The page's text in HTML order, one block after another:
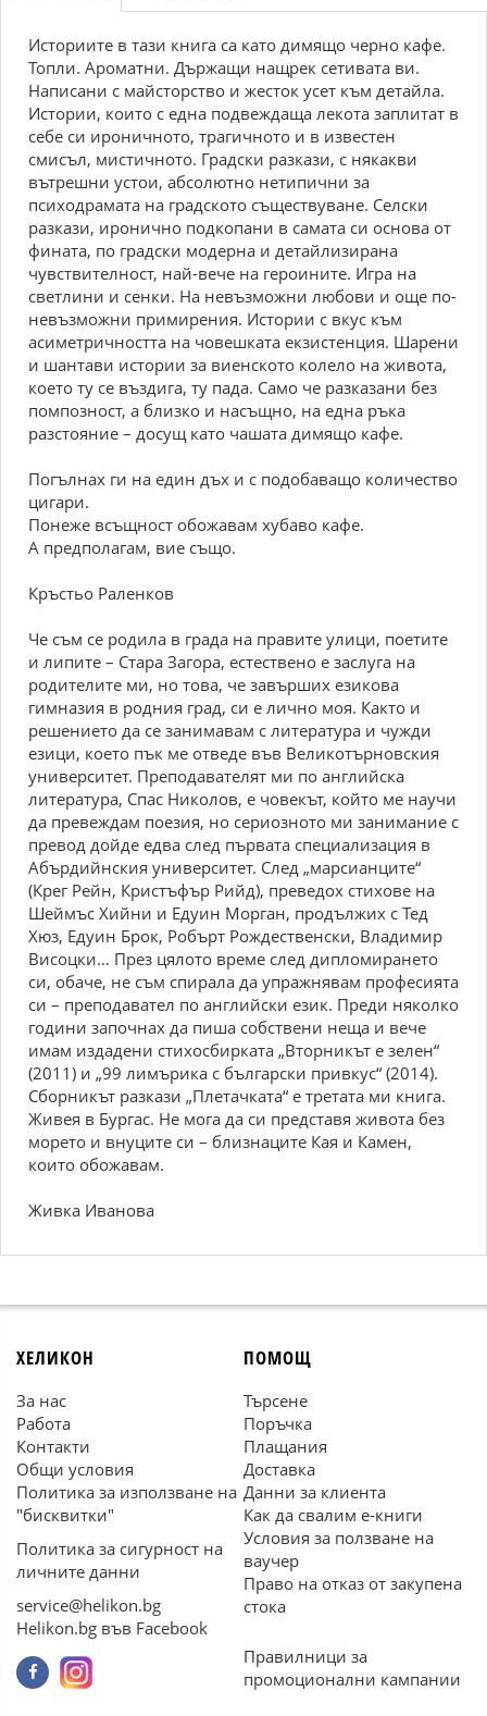
Историите в тази книга са като димящо черно кафе.
Топли. Ароматни. Държащи нащрек сетивата ви.
Написани с майсторство и жесток усет към детайла.
Истории, които с една подвеждаща лекота заплитат в
себе си ироничното, трагичното и в известен
смисъл, мистичното. Градски разкази, с някакви
вътрешни устои, абсолютно нетипични за
психодрамата на градското съществуване. Селски
разкази, иронично подкопани в самата си основа от
фината, по градски модерна и детайлизирана
чувствителност, най-вече на героините. Игра на
светлини и сенки. На невъзможни любови и още по-
невъзможни примирения. Истории с вкус към
асиметричността на човешката екзистенция. Шарени
и шантави истории за виенското колело на живота,
което ту се въздига, ту пада. Само че разказани без
помпозност, а близко и насъщно, на една ръка
разстояние – досущ като чашата димящо кафе.
Погълнах ги на един дъх и с подобаващо количество
цигари.
Понеже всъщност обожавам хубаво кафе.
А предполагам, вие също.
Кръстьо Раленков
Че съм се родила в града на правите улици, поетите
и липите – Стара Загора, естествено е заслуга на
родителите ми, но това, че завърших езикова
гимназия в родния град, си е лично моя. Както и
решението да се занимавам с литература и чужди
езици, което пък ме отведе във Великотърновския
университет. Преподавателят ми по английска
литература, Спас Николов, е човекът, който ме научи
да превеждам поезия, но сериозното ми занимание с
превод дойде едва след първата специализация в
Абърдийнския университет. След „марсианците“
(Крег Рейн, Кристъфър Рийд), преведох стихове на
Шеймъс Хийни и Едуин Морган, продължих с Тед
Хюз, Едуин Брок, Робърт Рождественски, Владимир
Висоцки… През цялото време след дипломирането
си, обаче, не съм спирала да упражнявам професията
си – преподавател по английски език. Преди няколко
години започнах да пиша собствени неща и вече
имам издадени стихосбирката „Вторникът е зелен“
(2011) и „99 лимърика с български привкус“ (2014).
Сборникът разкази „Плетачката“ е третата ми книга.
Живея в Бургас. Не мога да си представя живота без
морето и внуците си – близнаците Кая и Камен,
които обожавам.
Живка Иванова
ХЕЛИКОН
За нас
Работа
Контакти
Общи условия
Политика за използване на
"бисквитки"
Политика за сигурност на
личните данни
service@helikon.bg
Helikon.bg във Facebook
ПОМОЩ
Търсене
Поръчка
Плащания
Доставка
Данни за клиента
Как да свалим е-книги
Условия за ползване на
ваучер
Право на отказ от закупена
стока
Правилници за
промоционални кампании